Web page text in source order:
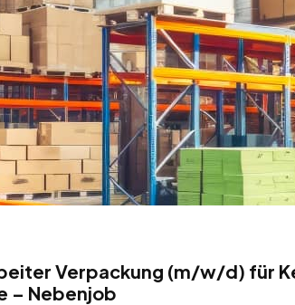
Verpackung (m/w/d) für
– Nebenjob